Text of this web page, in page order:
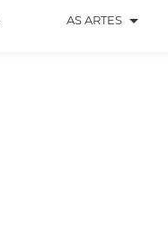
AS ARTES arrow_drop_down